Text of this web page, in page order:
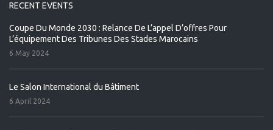
RECENT EVENTS
Coupe Du Monde 2030 : Relance De L’appel D’offres Pour
L’équipement Des Tribunes Des Stades Marocains
6 May 2024
Le Salon International du Bâtiment
6 April 2024